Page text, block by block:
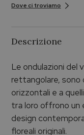
Dove ci troviamo
Descrizione
Le ondulazioni del
rettangolare, sono
orizzontali e a
tra loro offrono
design
floreali originali.